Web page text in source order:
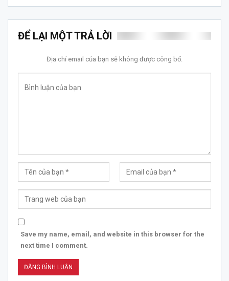
ĐỂ LẠI MỘT TRẢ LỜI
Địa chỉ email của bạn sẽ không được công bố.
Save my name, email, and website in this browser for the
next time I comment.